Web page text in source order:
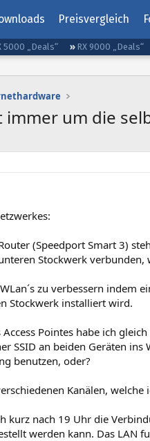
Preisvergleich
5000 „Deals“ RX 9000 „Deals“
um die
(Speedport Smart 3)
Stockwerk
zu verbessern indem
Stockwerk installiert wird.
Access Pointes habe ich
SSID an beiden Geräten
benutzen, oder?
Kanälen,
kurz nach 19 Uhr die
werden kann. Das LAN